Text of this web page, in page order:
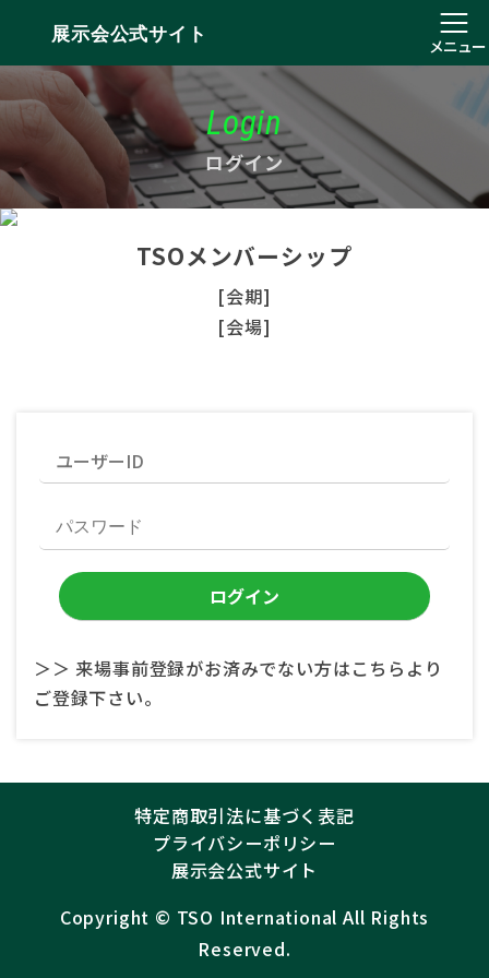
展示会公式サイト
メニュー
Login
ログイン
TSOメンバーシップ
[会期]
[会場]
＞＞ 来場事前登録がお済みでない方はこちらより
ご登録下さい。
特定商取引法に基づく表記
プライバシーポリシー
展示会公式サイト
Copyright ©︎ TSO International All Rights
Reserved.